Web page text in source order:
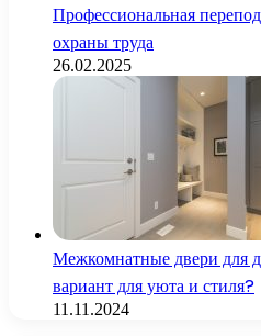
Профессиональная
охраны труда
26.02.2025
Межкомнатные двери для
вариант для уюта и стиля?
11.11.2024